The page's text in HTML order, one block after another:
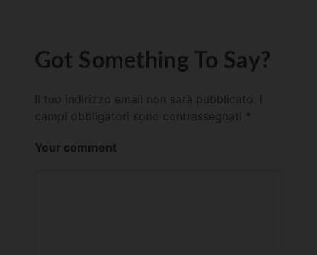
Got Something To Say?
Il tuo indirizzo email non sarà pubblicato.
campi obbligatori sono contrassegnati *
Your comment